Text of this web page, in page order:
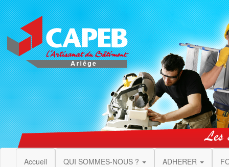
Accueil QUI SOMMES-NOUS ? ADHERER